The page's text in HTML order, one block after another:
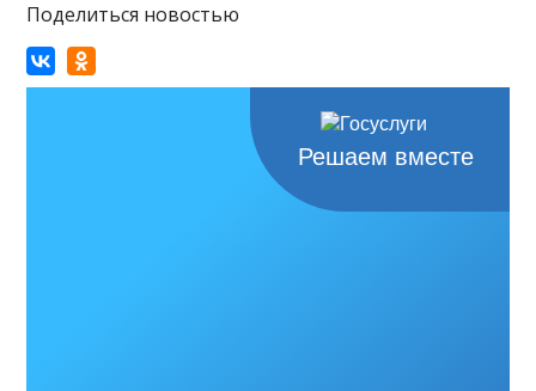
Поделиться новостью
Решаем вместе